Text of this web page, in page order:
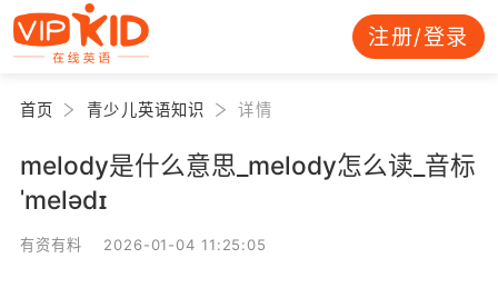
注册/登录
首页 青少儿英语知识 详情
melody是什么意思_melody怎么读_音标
ˈmelədɪ
有资有料 2026-01-04 11:25:05